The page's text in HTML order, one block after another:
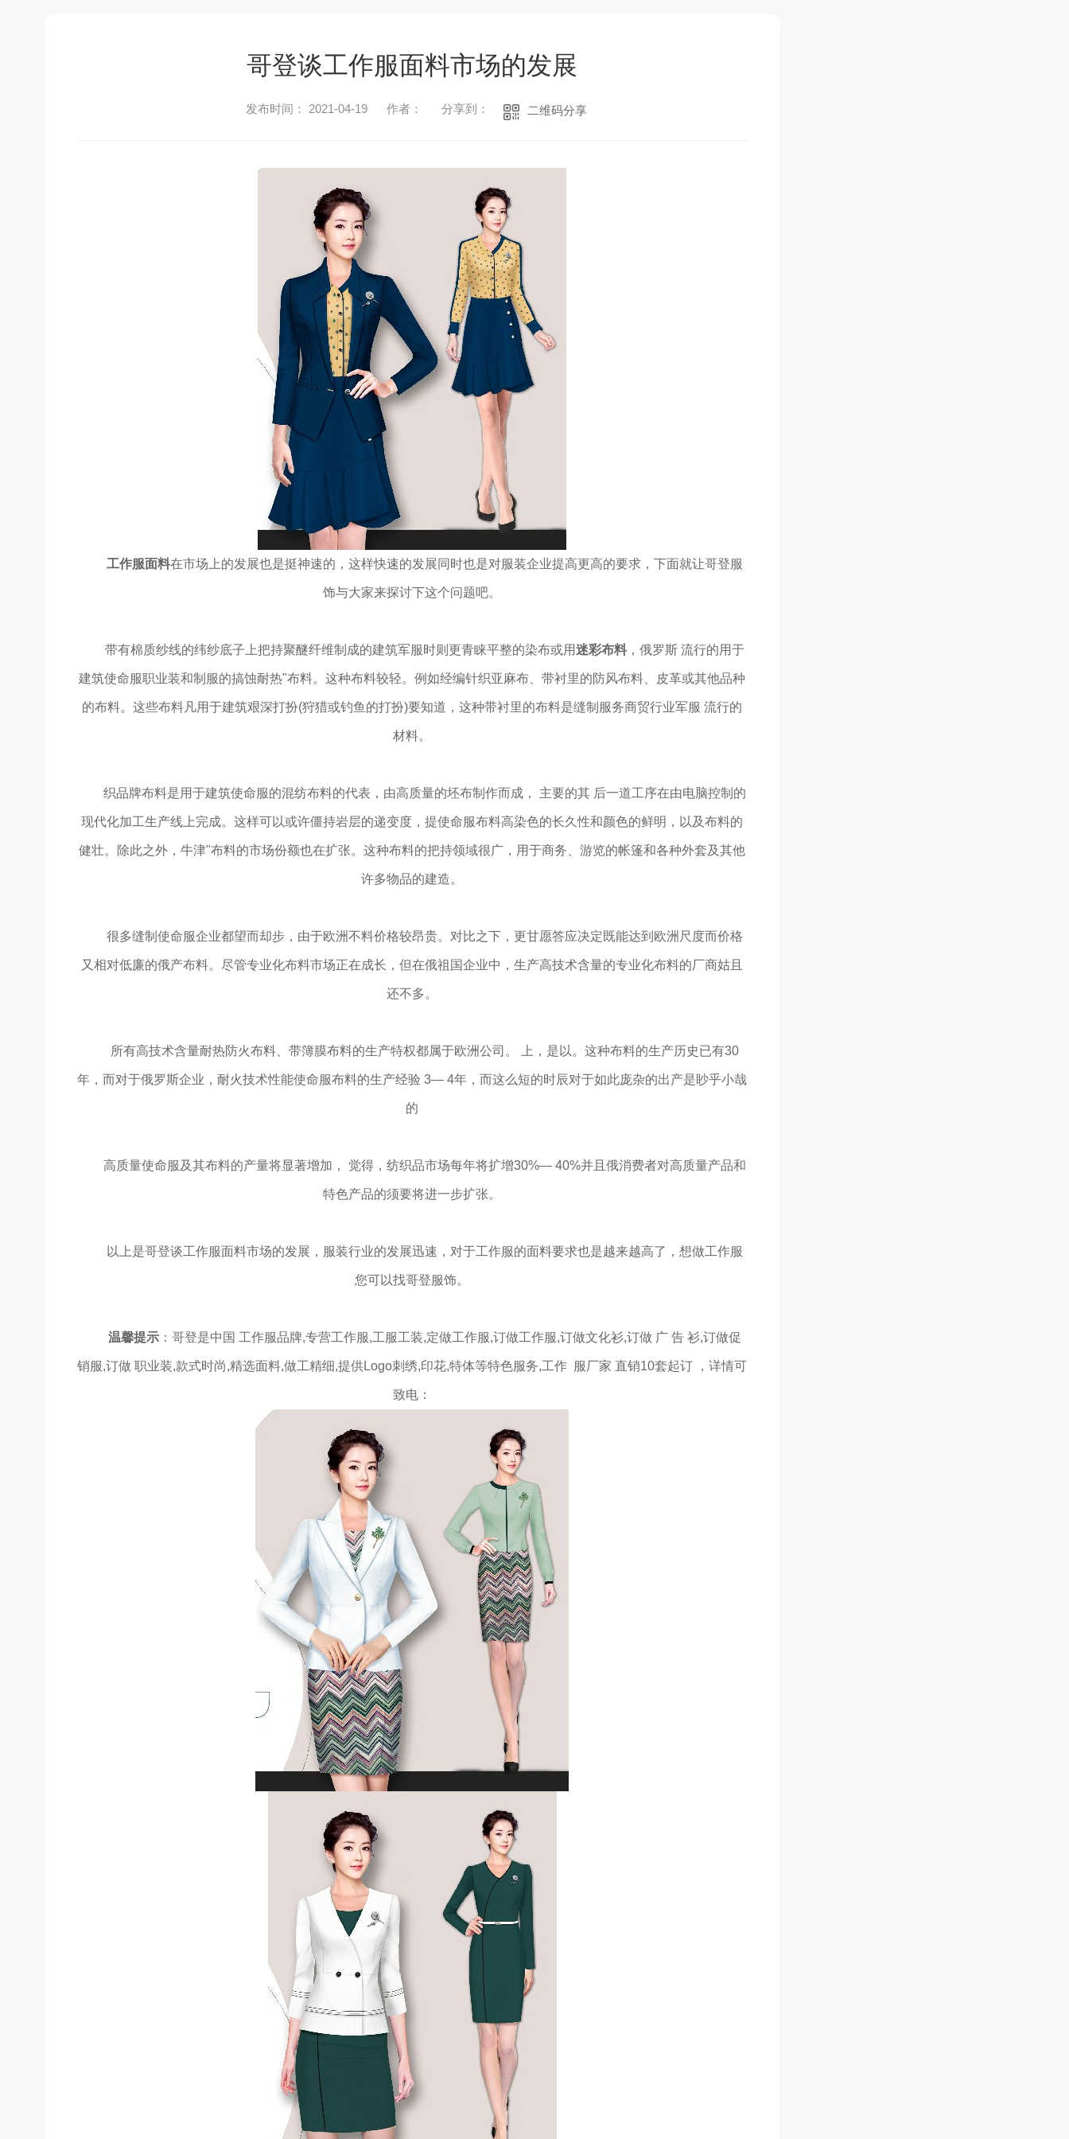
2
哥登谈工作服面料市场的发展
发布时间： 2021-04-19 作者： 分享到： 二维码分享
工作服面料在市场上的发展也是挺神速的，这样快速的发展同时也是对服装企业提高更高的要求，下面就让哥登服
饰与大家来探讨下这个问题吧。
带有棉质纱线的纬纱底子上把持聚醚纤维制成的建筑军服时则更青睐平整的染布或用迷彩布料 ，俄罗斯 流行的用于
建筑使命服职业装和制服的搞蚀耐热"布料。这种布料较轻。例如经编针织亚麻布、带衬里的防风布料、皮革或其他品种
的布料。这些布料凡用于建筑艰深打扮(狩猎或钓鱼的打扮)要知道，这种带衬里的布料是缝制服务商贸行业军服 流行的
材料。
织品牌布料是用于建筑使命服的混纺布料的代表，由高质量的坯布制作而成， 主要的其 后一道工序在由电脑控制的
现代化加工生产线上完成。这样可以或许僵持岩层的递变度，提使命服布料高染色的长久性和颜色的鲜明，以及布料的
健壮。除此之外，牛津"布料的市场份额也在扩张。这种布料的把持领域很广，用于商务、游览的帐篷和各种外套及其他
许多物品的建造。
很多缝制使命服企业都望而却步，由于欧洲不料价格较昂贵。对比之下，更甘愿答应决定既能达到欧洲尺度而价格
又相对低廉的俄产布料。尽管专业化布料市场正在成长，但在俄祖国企业中，生产高技术含量的专业化布料的厂商姑且
还不多。
所有高技术含量耐热防火布料、带簿膜布料的生产特权都属于欧洲公司。 上，是以。这种布料的生产历史已有30
年，而对于俄罗斯企业，耐火技术性能使命服布料的生产经验 3― 4年，而这么短的时辰对于如此庞杂的出产是眇乎小哉
的
高质量使命服及其布料的产量将显著增加， 觉得，纺织品市场每年将扩增30%― 40%并且俄消费者对高质量产品和
特色产品的须要将进一步扩张。
以上是哥登谈工作服面料市场的发展，服装行业的发展迅速，对于工作服的面料要求也是越来越高了，想做工作服
您可以找哥登服饰。
温馨提示 ：哥登是中国 工作服品牌,专营工作服,工服工装,定做工作服,订做工作服,订做文化衫,订做 广 告 衫,订做促
销服,订做 职业装,款式时尚,精选面料,做工精细,提供Logo刺绣,印花,特体等特色服务,工作 服厂家 直销10套起订 ，详情可
致电：